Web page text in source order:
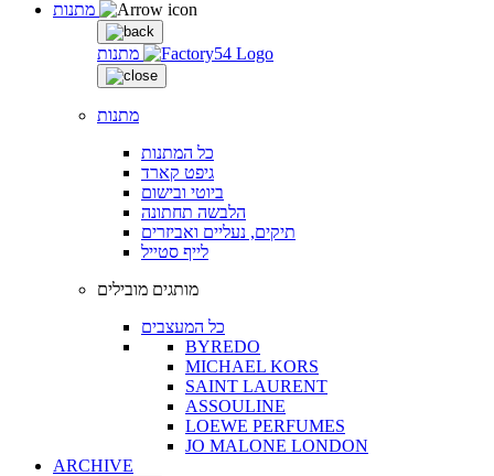
מתנות
מתנות
כל המתנות
גיפט קארד
ביוטי ובישום
הלבשה תחתונה
תיקים, נעליים ואביזרים
לייף סטייל
מותגים מובילים
כל המעצבים
BYREDO
MICHAEL KORS
SAINT LAURENT
ASSOULINE
LOEWE PERFUMES
JO MALONE LONDON
ARCHIVE